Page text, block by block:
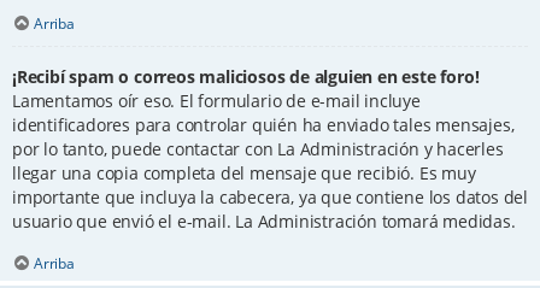
Arriba
¡Recibí spam o correos maliciosos de alguien en este foro!
Lamentamos oír eso. El formulario de e-mail incluye
identificadores para controlar quién ha enviado tales mensajes,
por lo tanto, puede contactar con La Administración y hacerles
llegar una copia completa del mensaje que recibió. Es muy
importante que incluya la cabecera, ya que contiene los datos del
usuario que envió el e-mail. La Administración tomará medidas.
Arriba